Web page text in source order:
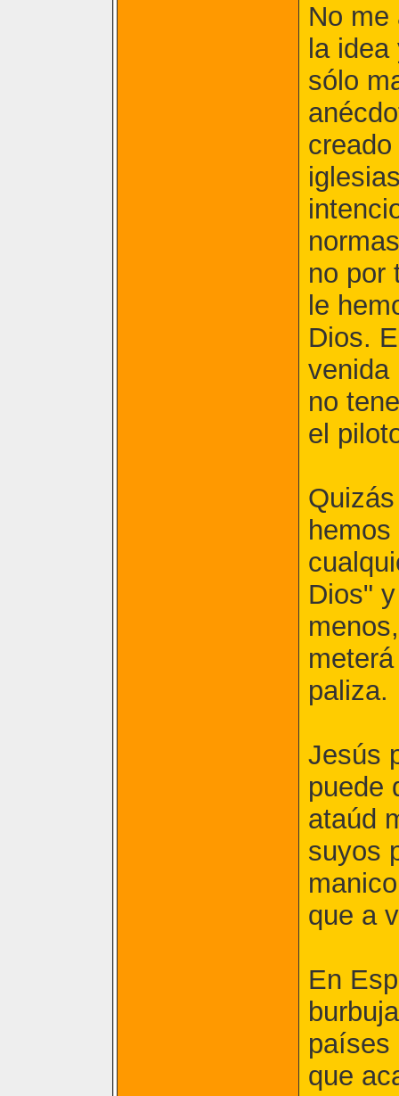
No me
la
sólo
no por
le
Dios.
venida
no
el
Dios"
paliza.
Jesús
puede
ataúd
suyos
que a
En
países
que